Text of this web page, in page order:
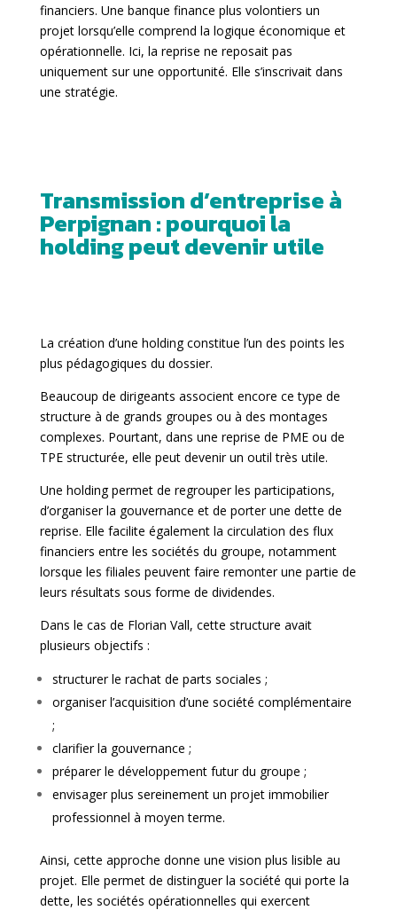
financiers. Une banque finance plus volontiers un
projet lorsqu’elle comprend la logique économique et
opérationnelle. Ici, la reprise ne reposait pas
uniquement sur une opportunité. Elle s’inscrivait dans
une stratégie.
Transmission d’entreprise à
Perpignan : pourquoi la
holding peut devenir utile
La création d’une holding constitue l’un des points les
plus pédagogiques du dossier.
Beaucoup de dirigeants associent encore ce type de
structure à de grands groupes ou à des montages
complexes. Pourtant, dans une reprise de PME ou de
TPE structurée, elle peut devenir un outil très utile.
Une holding permet de regrouper les participations,
d’organiser la gouvernance et de porter une dette de
reprise. Elle facilite également la circulation des flux
financiers entre les sociétés du groupe, notamment
lorsque les filiales peuvent faire remonter une partie de
leurs résultats sous forme de dividendes.
Dans le cas de Florian Vall, cette structure avait
plusieurs objectifs :
structurer le rachat de parts sociales ;
organiser l’acquisition d’une société complémentaire
;
clarifier la gouvernance ;
préparer le développement futur du groupe ;
envisager plus sereinement un projet immobilier
professionnel à moyen terme.
Ainsi, cette approche donne une vision plus lisible au
projet. Elle permet de distinguer la société qui porte la
dette, les sociétés opérationnelles qui exercent